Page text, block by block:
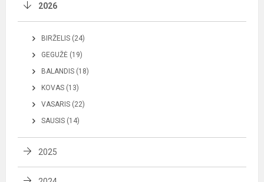
2026
BIRŽELIS (24)
GEGUŽĖ (19)
BALANDIS (18)
KOVAS (13)
VASARIS (22)
SAUSIS (14)
2025